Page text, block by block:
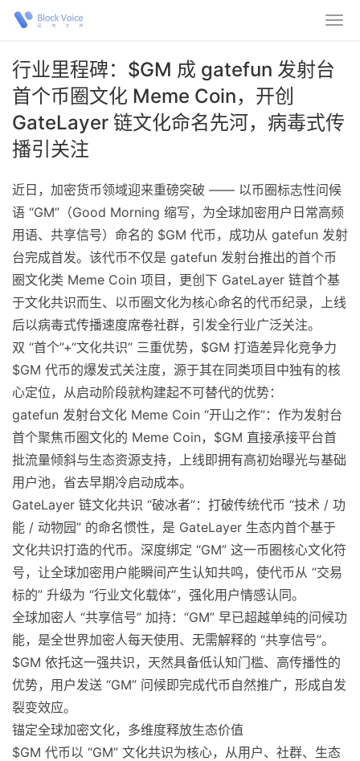
行业里程碑：$GM 成 gatefun 发射台
首个币圈文化 Meme Coin，开创
GateLayer 链文化命名先河，病毒式传
播引关注
近日，加密货币领域迎来重磅突破 —— 以币圈标志性问候
语 “GM”（Good Morning 缩写，为全球加密用户日常高频
用语、共享信号）命名的 $GM 代币，成功从 gatefun 发射
台完成首发。该代币不仅是 gatefun 发射台推出的首个币
圈文化类 Meme Coin 项目，更创下 GateLayer 链首个基
于文化共识而生、以币圈文化为核心命名的代币纪录，上线
后以病毒式传播速度席卷社群，引发全行业广泛关注。
双 “首个”+“文化共识” 三重优势，$GM 打造差异化竞争力
$GM 代币的爆发式关注度，源于其在同类项目中独有的核
心定位，从启动阶段就构建起不可替代的优势：
gatefun 发射台文化 Meme Coin “开山之作”：作为发射台
首个聚焦币圈文化的 Meme Coin，$GM 直接承接平台首
批流量倾斜与生态资源支持，上线即拥有高初始曝光与基础
用户池，省去早期冷启动成本。
GateLayer 链文化共识 “破冰者”：打破传统代币 “技术 / 功
能 / 动物园” 的命名惯性，是 GateLayer 生态内首个基于
文化共识打造的代币。深度绑定 “GM” 这一币圈核心文化符
号，让全球加密用户能瞬间产生认知共鸣，使代币从 “交易
标的” 升级为 “行业文化载体”，强化用户情感认同。
全球加密人 “共享信号” 加持：“GM” 早已超越单纯的问候功
能，是全世界加密人每天使用、无需解释的 “共享信号”。
$GM 依托这一强共识，天然具备低认知门槛、高传播性的
优势，用户发送 “GM” 问候即完成代币自然推广，形成自发
裂变效应。
锚定全球加密文化，多维度释放生态价值
$GM 代币以 “GM” 文化共识为核心，从用户、社群、生态